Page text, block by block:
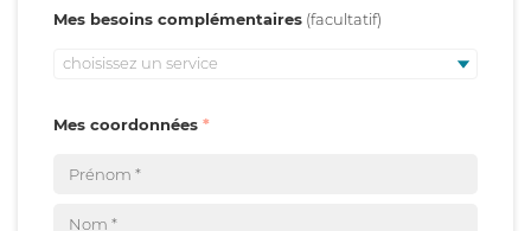
Mes besoins complémentaires
choisissez un service
Mes coordonnées